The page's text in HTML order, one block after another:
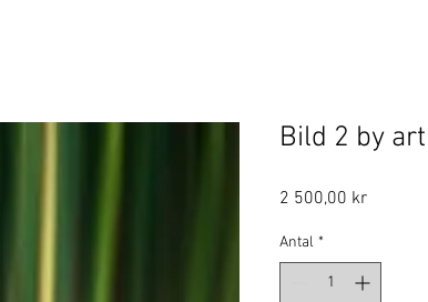
Bild 2 by
2 500,00 krPris
Antal *